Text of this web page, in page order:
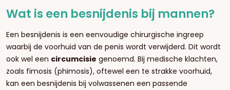
Wat is een besnijdenis bij mannen?
Een besnijdenis is een eenvoudige chirurgische ingreep
waarbij de voorhuid van de penis wordt verwijderd. Dit wordt
ook wel een circumcisie genoemd. Bij medische klachten,
zoals fimosis (phimosis), oftewel een te strakke voorhuid,
kan een besnijdenis bij volwassenen een passende